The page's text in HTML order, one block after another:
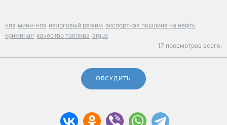
нпз мини-нпз налоговый режим экспортная пошлина на нефть
криминал качество топлива argus
17 просмотров всего.
ОБСУДИТЬ